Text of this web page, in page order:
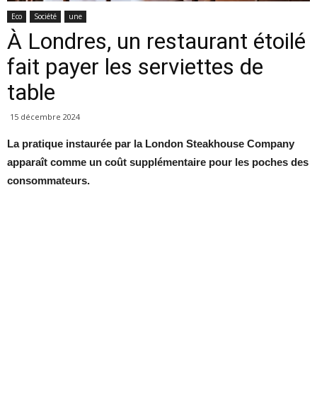
Eco Société une
À Londres, un restaurant étoilé
fait payer les serviettes de
table
15 décembre 2024
La pratique instaurée par la London Steakhouse Company
apparaît comme un coût supplémentaire pour les poches des
consommateurs.